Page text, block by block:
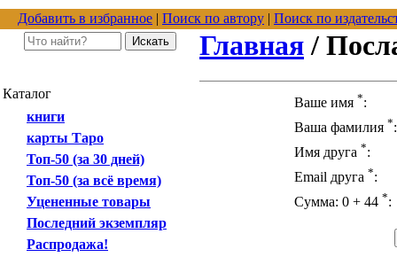
Добавить в избранное | Поиск по автору | Поиск по
Каталог
книги
карты Таро
Топ-50 (за 30 дней)
Топ-50 (за всё время)
Уцененные товары
Последний экземпляр
Распродажа!
Главная /
Ваше имя *:
Ваша фамилия *:
Имя друга *:
Email друга *:
Сумма: 0 + 44 *: